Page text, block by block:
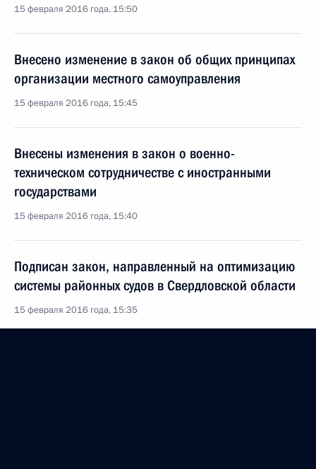
15 февраля 2016 года, 15:50
Внесено изменение в закон об общих принципах
организации местного самоуправления
15 февраля 2016 года, 15:45
Внесены изменения в закон о военно-
техническом сотрудничестве с иностранными
государствами
15 февраля 2016 года, 15:40
Подписан закон, направленный на оптимизацию
системы районных судов в Свердловской области
15 февраля 2016 года, 15:35